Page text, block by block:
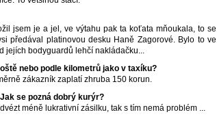
jsem je a jel, ve výtahu pak ta koťata mňoukala, to se
předával platinovou desku Haně Zagorové. Bylo to ve
jejích bodyguardů lehčí nakládačku...
nebo podle kilometrů jako v taxíku?
zákazník zaplatí zhruba 150 korun.
se pozná dobrý kurýr?
méně lukrativní zásilku, tak s tím nemá problém ...